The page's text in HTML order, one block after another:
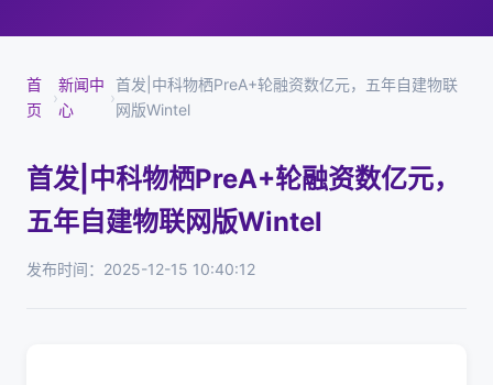
首
页
›
新闻中
心
›
首发|中科物栖PreA+轮融资数亿元，五年自建物联
网版Wintel
首发|中科物栖PreA+轮融资数亿元，
五年自建物联网版Wintel
发布时间：2025-12-15 10:40:12